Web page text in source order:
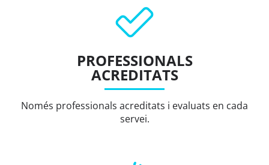
PROFESSIONALS
ACREDITATS
Només professionals acreditats i evaluats en cada
servei.